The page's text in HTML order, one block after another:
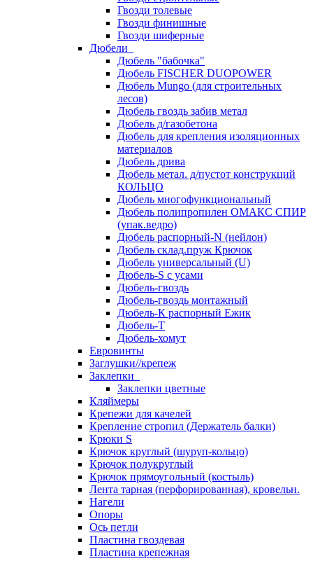
Гвозди толевые
Гвозди финишные
Гвозди шиферные
Дюбели
Дюбель "бабочка"
Дюбель FISCHER DUOPOWER
Дюбель Mungo (для строительных
лесов)
Дюбель гвоздь забив метал
Дюбель д/газобетона
Дюбель для крепления изоляционных
материалов
Дюбель дрива
Дюбель метал. д/пустот конструкций
КОЛЬЦО
Дюбель многофункциональный
Дюбель полипропилен ОМАКС СПИР
(упак.ведро)
Дюбель распорный-N (нейлон)
Дюбель склад.пруж Крючок
Дюбель универсальный (U)
Дюбель-S с усами
Дюбель-гвоздь
Дюбель-гвоздь монтажный
Дюбель-К распорный Ежик
Дюбель-Т
Дюбель-хомут
Евровинты
Заглушки//крепеж
Заклепки
Заклепки цветные
Кляймеры
Крепежи для качелей
Крепление стропил (Держатель балки)
Крюки S
Крючок круглый (шуруп-кольцо)
Крючок полукруглый
Крючок прямоугольный (костыль)
Лента тарная (перфорированная), кровельн.
Нагели
Опоры
Ось петли
Пластина гвоздевая
Пластина крепежная